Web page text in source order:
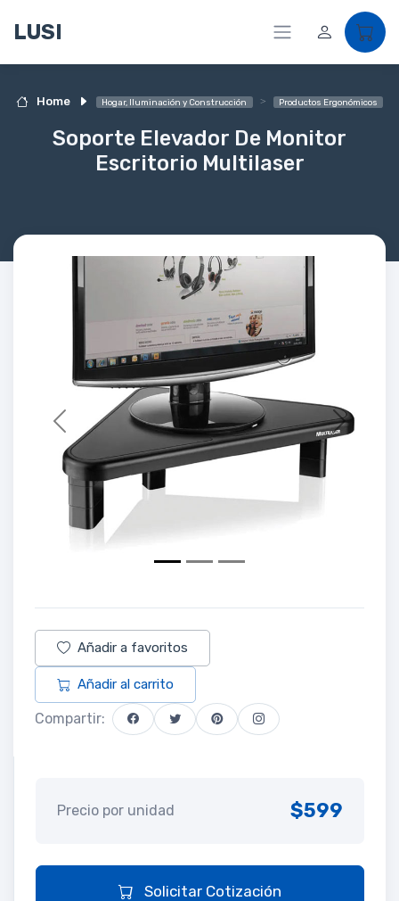
LUSI
Home Hogar, Iluminación y Construcción Productos Ergonómicos
Soporte Elevador De Monitor
Escritorio Multilaser
Previous Next
Añadir a favoritos
Añadir al carrito
Compartir:
Precio por unidad $599
Solicitar Cotización